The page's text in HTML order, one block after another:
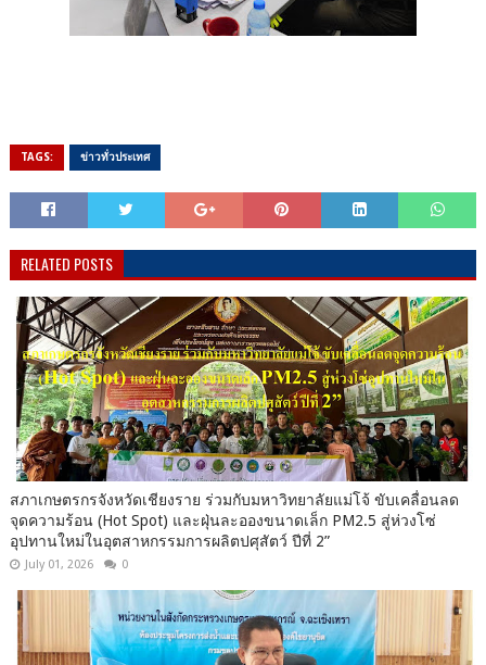
TAGS: ข่าวทั่วประเทศ
RELATED POSTS
สภาเกษตรกรจังหวัดเชียงราย ร่วมกับมหาวิทยาลัยแม่โจ้ ขับเคลื่อนลด
จุดความร้อน (Hot Spot) และฝุ่นละอองขนาดเล็ก PM2.5 สู่ห่วงโซ่
อุปทานใหม่ในอุตสาหกรรมการผลิตปศุสัตว์ ปีที่ 2”
July 01, 2026 0